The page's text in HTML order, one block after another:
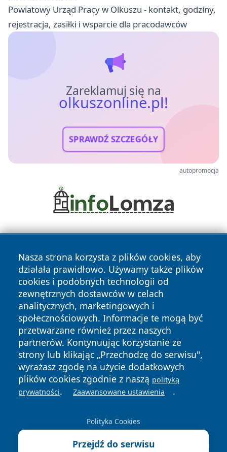
Powiatowy Urząd Pracy w Olkuszu - kontakt, godziny,
rejestracja, zasiłki i wsparcie dla pracodawców
Zareklamuj się na
olkuszonline.pl!
SPRAWDŹ SZCZEGÓŁY
autopromocja
Nasza strona korzysta z plików cookies, aby
działała prawidłowo. Używamy także plików
cookies i podobnych technologii od
zewnętrznych dostawców w celach
analitycznych, marketingowych i
społecznościowych. Informacje te mogą być
przetwarzane również przez naszych
partnerów. Kontynuując korzystanie ze
strony lub klikając „Przechodzę do serwisu",
wyrażasz zgodę na użycie dodatkowych
plików cookies zgodnie z naszą polityką
prywatności. Zaawansowane ustawienia .
Polityka Cookies
Przejdź do serwisu
Copyright © 2026 olkuszonline.pl Wszystkie prawa
zastrzeżone.
News Autorzy
Polityka
Prywatności
Polityka
Cookies